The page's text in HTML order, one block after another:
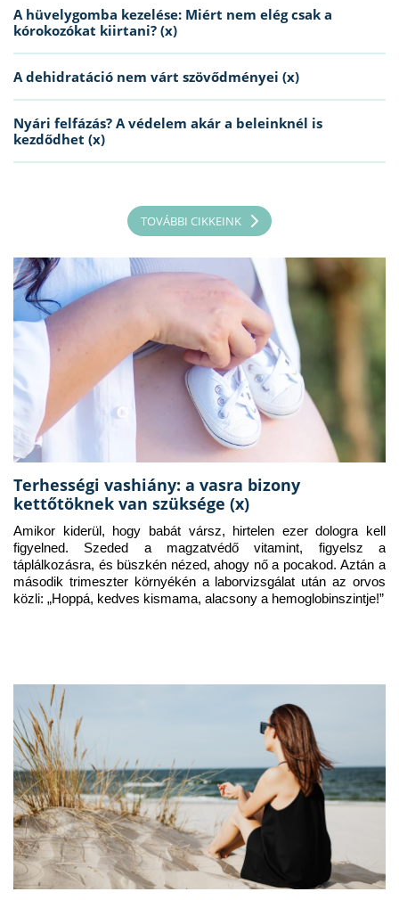
A hüvelygomba kezelése: Miért nem elég csak a
kórokozókat kiirtani? (x)
A dehidratáció nem várt szövődményei (x)
Nyári felfázás? A védelem akár a beleinknél is
kezdődhet (x)
TOVÁBBI CIKKEINK
Terhességi vashiány: a vasra bizony
kettőtöknek van szüksége (x)
Amikor kiderül, hogy babát vársz, hirtelen ezer dologra kell
figyelned. Szeded a magzatvédő vitamint, figyelsz a
táplálkozásra, és büszkén nézed, ahogy nő a pocakod. Aztán a
második trimeszter környékén a laborvizsgálat után az orvos
közli: „Hoppá, kedves kismama, alacsony a hemoglobinszintje!”